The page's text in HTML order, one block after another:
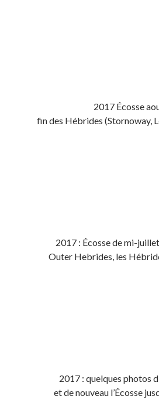
2017 Écosse
fin des Hébrides (Stornoway,
2017 : Écosse de mi-
Outer Hebrides, les
2017 : quelques photos
et de nouveau l’Écosse